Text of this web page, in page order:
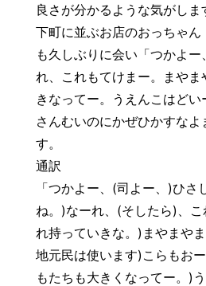
良さが分かるような気がしま
下町に並ぶお店のおっちゃん
も久しぶりに会い「つかよ
れ、これもてけまー。まやま
きなってー。うえんこはどい
さんむいのにかぜひかすな
す。
通訳
「つかよー、(司よー、)ひ
ね。)なーれ、(そしたら)、こ
れ持っていきな。)まやまや
地元民は使います)こらもお
もたちも大きくなってー。)